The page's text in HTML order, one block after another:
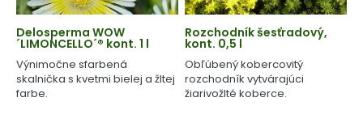
Delosperma WOW
´LIMONCELLO´® kont. 1 l
Výnimočne sfarbená
skalnička s kvetmi bielej a žltej
farbe.
Rozchodník šesťradový,
kont. 0,5 l
Obľúbený kobercovitý
rozchodník vytvárajúci
žiarivožlté koberce.